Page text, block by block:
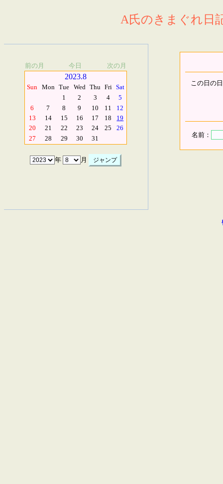
A氏のきまぐれ日
前の月 今日 次の月
2023.8
Sun Mon Tue Wed Thu Fri Sat
1
2 3 4
5
6
7 8 9 10 11
12
13
14 15 16 17 18
19
20
21 22 23 24 25
26
27
28 29 30 31
年 月
この日の
名前：